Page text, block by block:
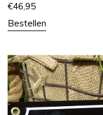
€46,95
Bestellen